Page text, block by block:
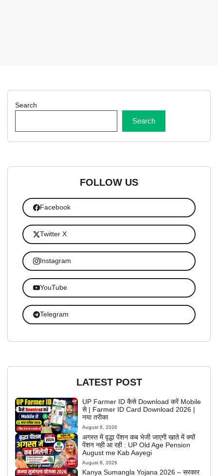
Search
Search
FOLLOW US
Facebook
Twitter X
Instagram
YouTube
Telegram
LATEST POST
UP Farmer ID कैसे Download करें Mobile
से | Farmer ID Card Download 2026 |
नया तरीका
August 8, 2026
अगस्त में वृद्धा पेंशन कब भेजी जाएगी खाते में क्यों
पेंशन नही आ रही : UP Old Age Pension
August me Kab Aayegi
August 8, 2026
Kanya Sumangla Yojana 2026 – सरकार